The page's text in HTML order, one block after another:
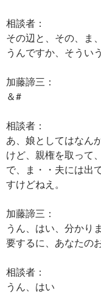
相談者：
その辺と、その、ま
うんですか、そうい
加藤諦三：
＆#
相談者：
あ、娘としてはなん
けど、親権を取って
で、ま・・夫には出
すけどねえ。
加藤諦三：
うん、はい、分かり
要するに、あなたの
相談者：
うん、はい